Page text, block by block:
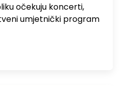
očekuju koncerti,
umjetnički program